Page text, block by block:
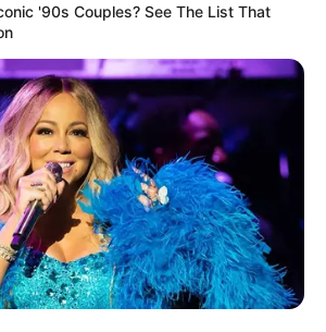
'90s Couples? See The List That